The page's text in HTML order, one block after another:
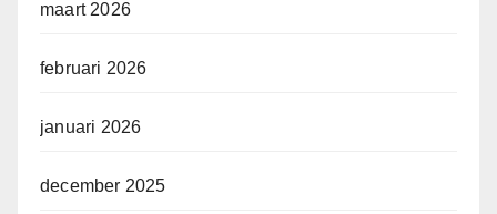
maart 2026
februari 2026
januari 2026
december 2025